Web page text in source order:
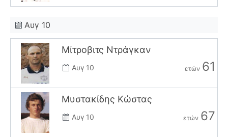
Αυγ 10
Μίτροβιτς Ντράγκαν
Αυγ 10 ετών 61
Μυστακίδης Κώστας
Αυγ 10 ετών 67